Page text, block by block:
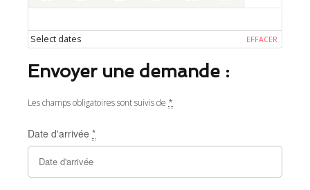
Select dates EFFACER
Envoyer une demande :
Les champs obligatoires sont suivis de *
Date d'arrivée *